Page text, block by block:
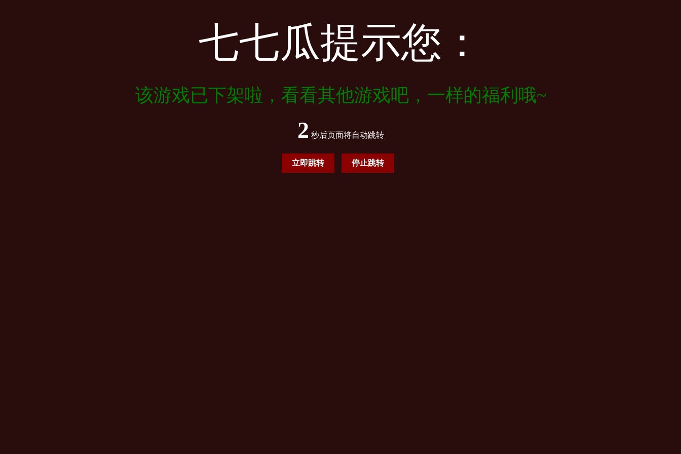
七七瓜提示您：
该游戏已下架啦，看看其他游戏吧，一样的福利哦~
2 秒后页面将自动跳转
立即跳转 停止跳转